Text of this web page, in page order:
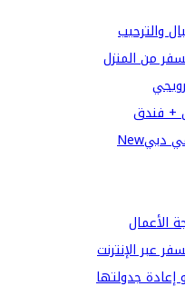
والترحيب
من المنزل
+ فندق
دبيNew
الأعمال
عبر الإنترنت
إعادة جدولتها